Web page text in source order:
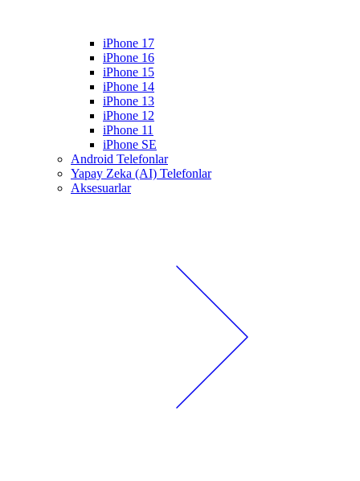
iPhone 17
iPhone 16
iPhone 15
iPhone 14
iPhone 13
iPhone 12
iPhone 11
iPhone SE
Android Telefonlar
Yapay Zeka (AI) Telefonlar
Aksesuarlar